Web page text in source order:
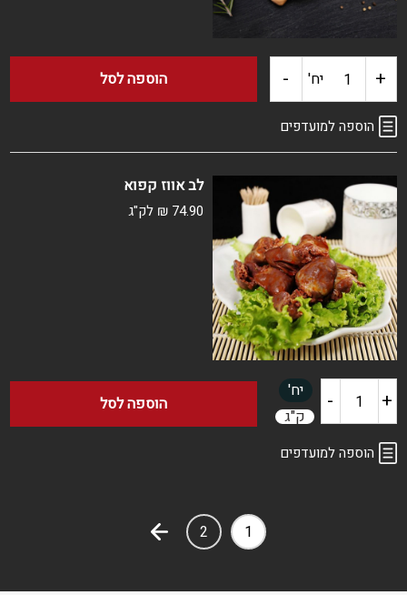
+ כמות
של
אווז
קפוא
יח' - הוספה לסל
הוספה למועדפים
לב אווז קפוא
₪ 74.90 לק"ג
+ כמות -
יח'
ק"ג
הוספה לסל
הוספה למועדפים
1
2